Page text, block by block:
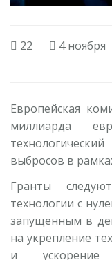
22 4 ноября
Европейская
миллиарда
выбросов в
Гранты
технологии с
запущенным в
на укрепление
и